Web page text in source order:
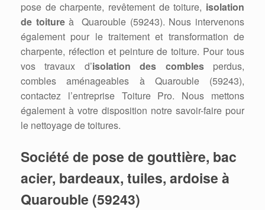
pose de charpente, revêtement de toiture, isolation
de toitureà Quarouble (59243). Nous intervenons
également pour le traitement et transformation de
charpente, réfection et peinture de toiture. Pour tous
vos travaux d’isolation des comblesperdus,
combles aménageables à Quarouble (59243),
contactez l’entreprise Toiture Pro. Nous mettons
également à votre disposition notre savoir-faire pour
le nettoyage de toitures.
Société de pose de gouttière, bac
acier, bardeaux, tuiles, ardoise à
Quarouble (59243)